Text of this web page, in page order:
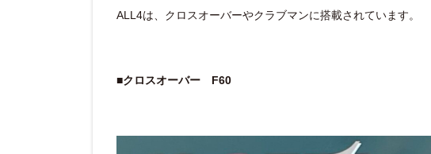
ALL4は、クロスオーバーやクラブマンに搭載されています。
■クロスオーバー F60